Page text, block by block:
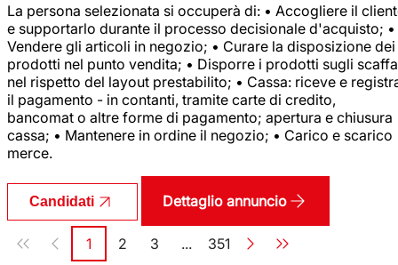
La persona selezionata si occuperà di: • Accogliere il
e supportarlo durante il processo decisionale d'acquisto; •
Vendere gli articoli in negozio; • Curare la disposizione dei
prodotti nel punto vendita; • Disporre i prodotti sugli
nel rispetto del layout prestabilito; • Cassa: riceve e
il pagamento - in contanti, tramite carte di credito,
bancomat o altre forme di pagamento; apertura e chiusura
cassa; • Mantenere in ordine il negozio; • Carico e scarico
merce.
Candidati Dettaglio annuncio
Paginazione
Pagina
1 Pagina
2 Pagina
3 ... Pagina
351